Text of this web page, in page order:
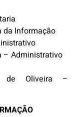
da Informação
– Administrativo
de Oliveira –